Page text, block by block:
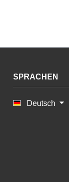
SPRACHEN
Deutsch